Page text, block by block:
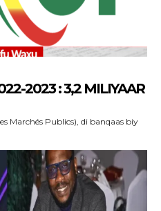
2023 : 3,2 MILIYAAR
Marchés Publics), di banqaas biy